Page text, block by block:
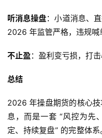
听消息操盘：小道消息、
2026 年监管严格，违规喊
不止盈 ：盈利变亏损，打
总结
2026 年操盘期货的核心
息，而是一套 “风控为先
定、持续复盘” 的完整体